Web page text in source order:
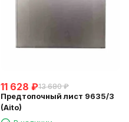
11 628 ₽13 680 ₽
Предтопочный лист 9635/3
(Aito)